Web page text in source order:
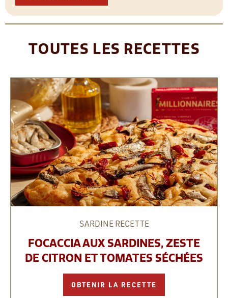
TOUTES LES RECETTES
SARDINERECETTE
FOCACCIA AUX SARDINES, ZESTE
DE CITRON ET TOMATES SÉCHÉES
OBTENIR LA RECETTE